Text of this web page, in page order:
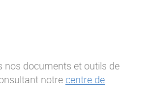
nos documents et outils de
notre centre de